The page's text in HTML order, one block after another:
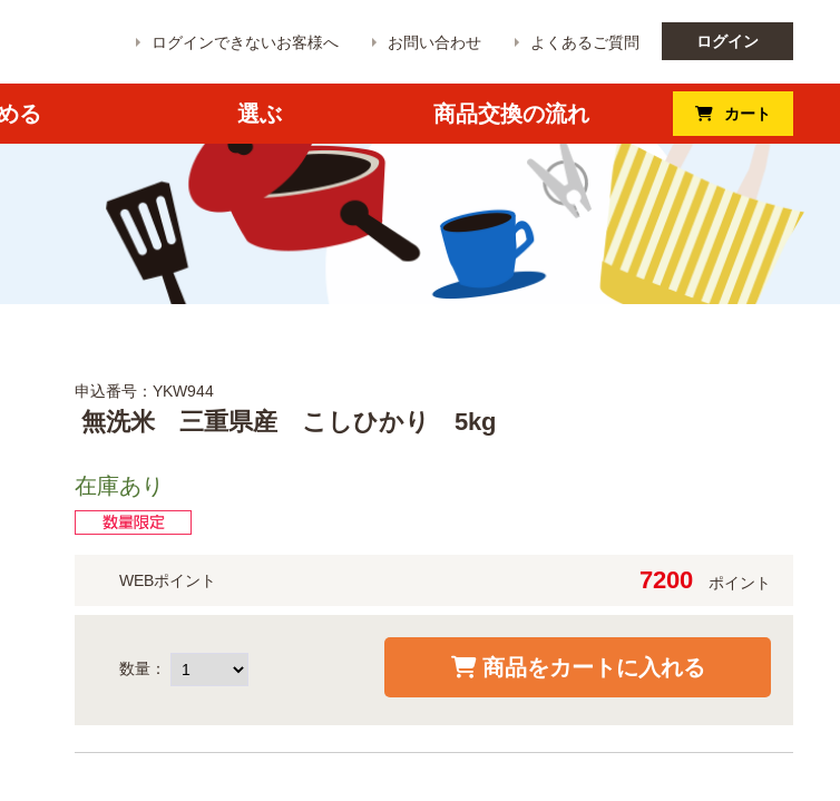
ログインできないお客様へ お問い合わせ よくあるご質問 ログイン
る 選ぶ 商品交換の流れ カート
申込番号：YKW944
無洗米 三重県産 こしひかり 5kg
在庫あり
WEBポイント 7200 ポイント
数量：